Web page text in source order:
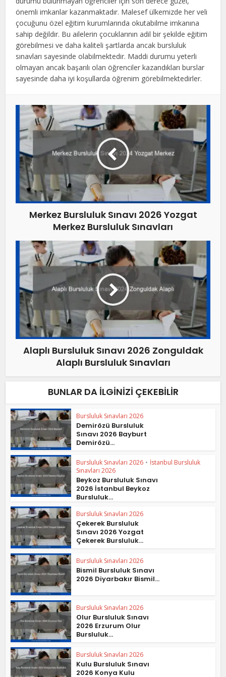
önemli imkanlar kazanmaktadır. Malesef ülkemizde her veli
çocuğunu özel eğitim kurumlarında okutabilme imkanına
sahip değildir. Bu ailelerin çocuklarının adil bir şekilde eğitim
görebilmesi ve daha kaliteli şartlarda ancak bursluluk
sınavları sayesinde olabilmektedir. Maddi durumu yeterli
olmayan ancak başarılı olan öğrenciler kazandıkları burslar
sayesinde daha iyi koşullarda öğrenim görebilmektedirler.
Merkez Bursluluk Sınavı 2026 Yozgat
Merkez Bursluluk Sınavları
Alaplı Bursluluk Sınavı 2026 Zonguldak
Alaplı Bursluluk Sınavları
BUNLAR DA İLGINIZI ÇEKEBILIR
Bursluluk Sınavları 2026
Demirözü Bursluluk
Sınavı 2026 Bayburt
Demirözü...
Bursluluk Sınavları 2026 • İstanbul Bursluluk
Sınavları 2026
Beykoz Bursluluk Sınavı
2026 İstanbul Beykoz
Bursluluk...
Bursluluk Sınavları 2026
Çekerek Bursluluk
Sınavı 2026 Yozgat
Çekerek Bursluluk...
Bursluluk Sınavları 2026
Bismil Bursluluk Sınavı
2026 Diyarbakır Bismil...
Bursluluk Sınavları 2026
Olur Bursluluk Sınavı
2026 Erzurum Olur
Bursluluk...
Bursluluk Sınavları 2026
Kulu Bursluluk Sınavı
2026 Konya Kulu